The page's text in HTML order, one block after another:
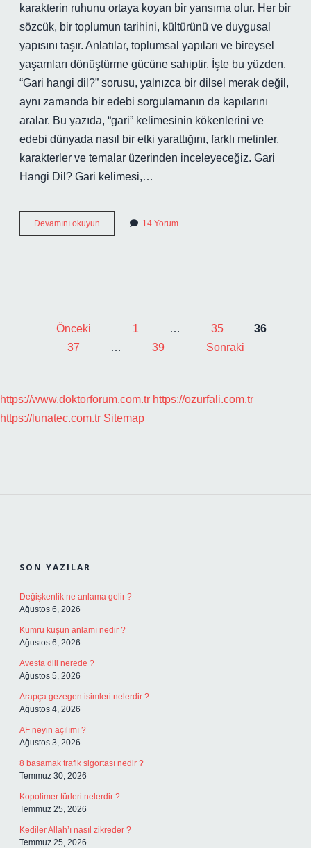
karakterin ruhunu ortaya koyan bir yansıma olur. Her bir
sözcük, bir toplumun tarihini, kültürünü ve duygusal
yapısını taşır. Anlatılar, toplumsal yapıları ve bireysel
yaşamları dönüştürme gücüne sahiptir. İşte bu yüzden,
“Gari hangi dil?” sorusu, yalnızca bir dilsel merak değil,
aynı zamanda bir edebi sorgulamanın da kapılarını
aralar. Bu yazıda, “gari” kelimesinin kökenlerini ve
edebi dünyada nasıl bir etki yarattığını, farklı metinler,
karakterler ve temalar üzerinden inceleyeceğiz. Gari
Hangi Dil? Gari kelimesi,…
Devamını okuyun
hangi
14 Yorum
YAZI
SAYFALAMASI
Önceki 1 … 35
36
37
… 39 Sonraki
https://www.doktorforum.com.tr https://ozurfali.com.tr
https://lunatec.com.tr Sitemap
SON YAZILAR
Değişkenlik ne anlama gelir ?
Ağustos 6, 2026
Kumru kuşun anlamı nedir ?
Ağustos 6, 2026
Avesta dili nerede ?
Ağustos 5, 2026
Arapça gezegen isimleri nelerdir ?
Ağustos 4, 2026
AF neyin açılımı ?
Ağustos 3, 2026
8 basamak trafik sigortası nedir ?
Temmuz 30, 2026
Kopolimer türleri nelerdir ?
Temmuz 25, 2026
Kediler Allah’ı nasıl zikreder ?
Temmuz 25, 2026